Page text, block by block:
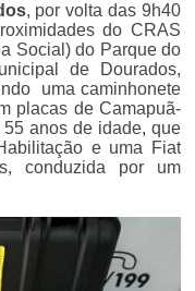
, por volta das 9h40
do CRAS
Social) do Parque do
de Dourados,
uma caminhonete
placas de Camapuã-
anos de idade, que
e uma Fiat
conduzida por um